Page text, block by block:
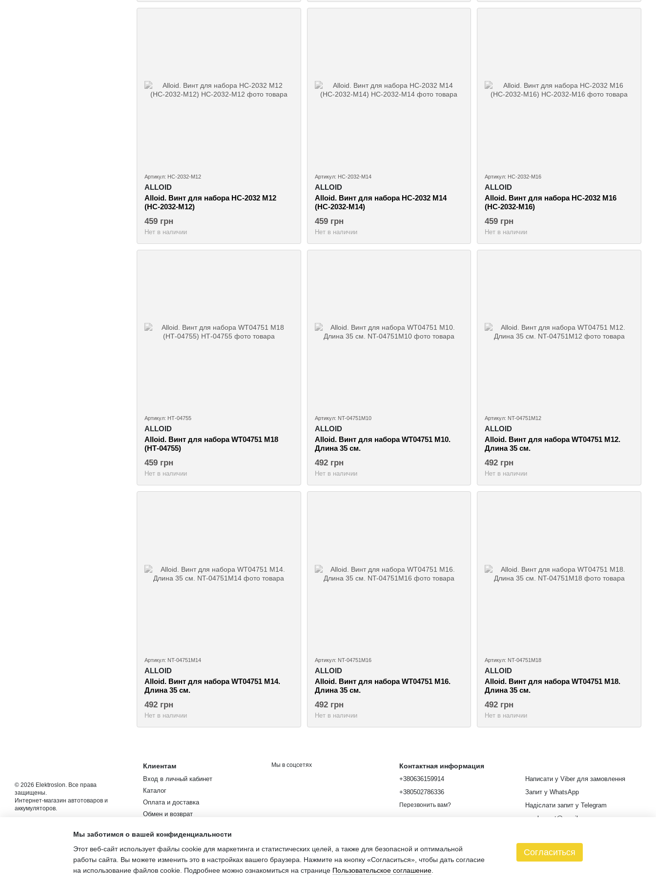
Артикул: НС-2032-М12
ALLOID
Alloid. Винт для набора НС-2032 M12
(НС-2032-М12)
459 грн
Нет в наличии
Артикул: НС-2032-М14
ALLOID
Alloid. Винт для набора НС-2032 M14
(НС-2032-М14)
459 грн
Нет в наличии
Артикул: НС-2032-М16
ALLOID
Alloid. Винт для набора НС-2032 M16
(НС-2032-М16)
459 грн
Нет в наличии
Артикул: НТ-04755
ALLOID
Alloid. Винт для набора WT04751 M18
(НТ-04755)
459 грн
Нет в наличии
Артикул: NT-04751M10
ALLOID
Alloid. Винт для набора WT04751 M10.
Длина 35 см.
492 грн
Нет в наличии
Артикул: NT-04751M12
ALLOID
Alloid. Винт для набора WT04751 M12.
Длина 35 см.
492 грн
Нет в наличии
Артикул: NT-04751M14
ALLOID
Alloid. Винт для набора WT04751 M14.
Длина 35 см.
492 грн
Нет в наличии
Артикул: NT-04751M16
ALLOID
Alloid. Винт для набора WT04751 M16.
Длина 35 см.
492 грн
Нет в наличии
Артикул: NT-04751M18
ALLOID
Alloid. Винт для набора WT04751 M18.
Длина 35 см.
492 грн
Нет в наличии
© 2026 Elektroslon. Все права
защищены.
Интернет-магазин автотоваров и
аккумуляторов.
Клиентам
Вход в личный кабинет
Каталог
Оплата и доставка
Обмен и возврат
Новости и статьи
Пользовательское соглашение
Мы в соцсетях Контактная информация
+380636159914
+380502786336
Перезвонить вам?
Написати у Viber для замовлення
Запит у WhatsApp
Надіслати запит у Telegram
euroleopart@gmail.com
Карта проезда
Мы заботимся о вашей конфиденциальности
Этот веб-сайт использует файлы cookie для маркетинга и статистических целей, а также для безопасной и оптимальной
работы сайта. Вы можете изменить это в настройках вашего браузера. Нажмите на кнопку «Согласиться», чтобы дать согласие
на использование файлов cookie. Подробнее можно ознакомиться на странице Пользовательское соглашение
Согласиться